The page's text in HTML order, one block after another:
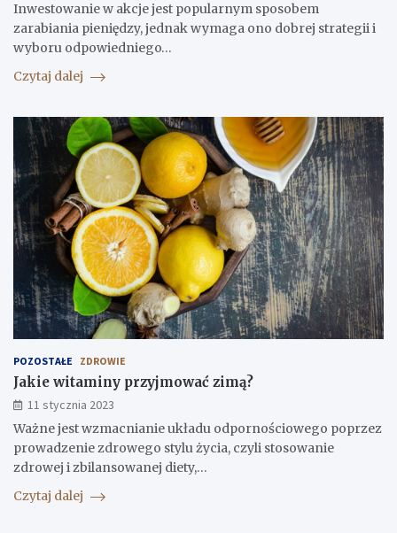
Inwestowanie w akcje jest popularnym sposobem
zarabiania pieniędzy, jednak wymaga ono dobrej strategii i
wyboru odpowiedniego…
Czytaj dalej
POZOSTAŁE ZDROWIE
Jakie witaminy przyjmować zimą?
11 stycznia 2023
Ważne jest wzmacnianie układu odpornościowego poprzez
prowadzenie zdrowego stylu życia, czyli stosowanie
zdrowej i zbilansowanej diety,…
Czytaj dalej